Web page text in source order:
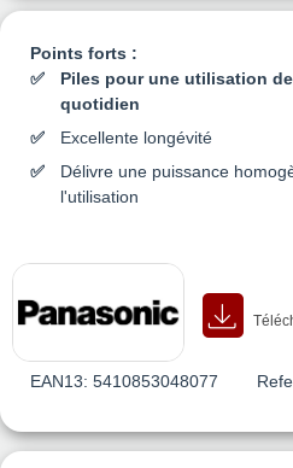
Points forts :
Piles pour une utilisation
quotidien
Excellente longévité
Délivre une puissance
l'utilisation
EAN13: 5410853048077